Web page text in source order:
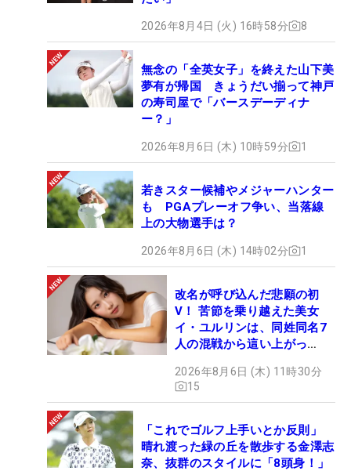
2026年8月4日 (火) 16時58分 8
無念の「全英女子」を終えた山下美
夢有が帰国 きょうだい揃って神戸
の寿司屋で「バースデーディナ
ー？」
2026年8月6日 (木) 10時59分 1
若きスター候補やメジャーハンター
も PGAプレーオフ争い、当落線
上の大物選手は？
2026年8月6日 (木) 14時02分 1
改名が呼び込んだ悲願の初
V！ 苦節を乗り越えた美女
イ・ユルリンは、同姓同名7
人の混戦から這い上がっ
2026年8月6日 (木) 11時30分
15
「これでゴルフ上手いとか反則」
晴れ渡った緑の丘を散歩する金澤志
奈、抜群のスタイルに「8頭身！」